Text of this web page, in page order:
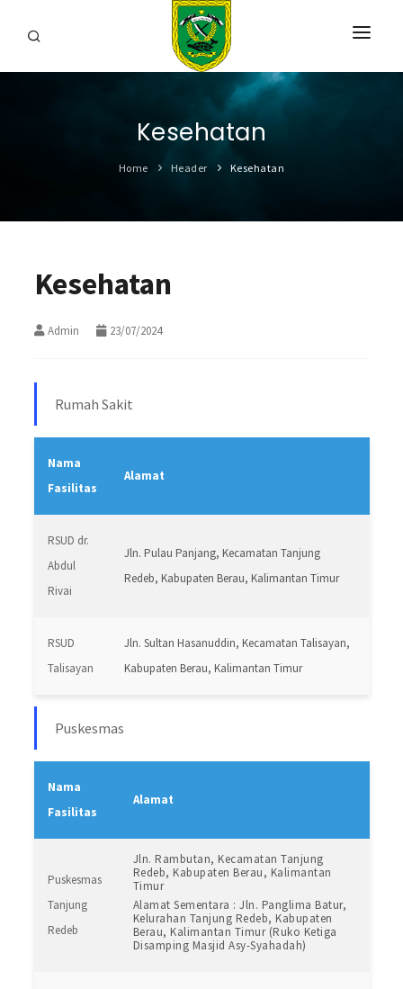
INFORMASI
IPKD
DATA TERBUKA
Kesehatan
Home Header Kesehatan
Kesehatan
Admin 23/07/2024
Rumah Sakit
Nama
Fasilitas
Alamat
RSUD dr.
Abdul
Rivai
Jln. Pulau Panjang, Kecamatan Tanjung
Redeb, Kabupaten Berau, Kalimantan Timur
RSUD
Talisayan
Jln. Sultan Hasanuddin, Kecamatan Talisayan,
Kabupaten Berau, Kalimantan Timur
Puskesmas
Nama
Fasilitas
Alamat
Puskesmas
Tanjung
Redeb
Jln. Rambutan, Kecamatan Tanjung
Redeb, Kabupaten Berau, Kalimantan
Timur
Alamat Sementara : Jln. Panglima Batur,
Kelurahan Tanjung Redeb, Kabupaten
Berau, Kalimantan Timur (Ruko Ketiga
Disamping Masjid Asy-Syahadah)